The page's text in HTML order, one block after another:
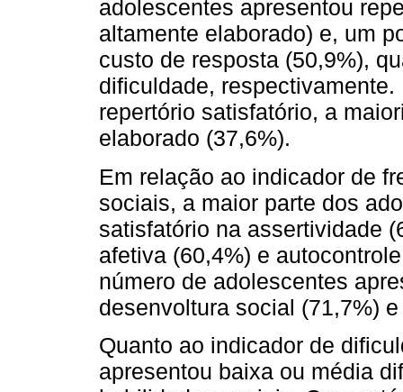
adolescentes apresentou
altamente elaborado) e, um
custo de resposta (50,9%),
dificuldade,
repertório satisfatório, a
elaborado (37,6%).
Em relação ao indicador de
sociais, a maior parte dos
satisfatório na assertividade
afetiva (60,4%) e
número de adolescentes
desenvoltura social (71,7%)
Quanto ao indicador de
apresentou baixa ou média